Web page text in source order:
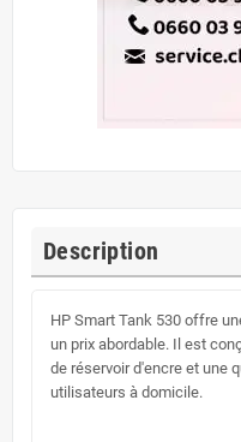
Description
HP Smart Tank 530 offre
un prix abordable. Il est
de réservoir d'encre et une
utilisateurs à domicile.